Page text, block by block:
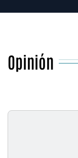
Opinión